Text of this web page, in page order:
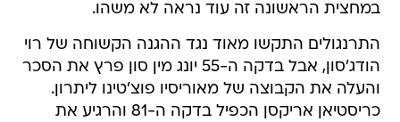
במחצית הראשונה זה עוד נראה לא משהו.
התרנגולים התקשו מאוד נגד ההגנה הקשוחה של רוי
הודג'סון, אבל בדקה ה-55 יונג מין סון פרץ את הסכר
והעלה את הקבוצה של מאוריסיו פוצ'טינו ליתרון.
כריסטיאן אריקסן הכפיל בדקה ה-81 והרגיע את